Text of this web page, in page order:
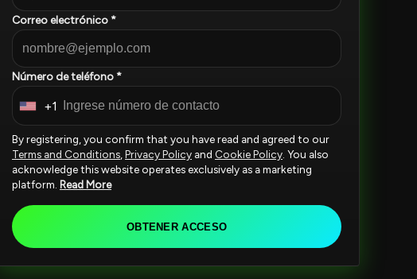
Correo electrónico *
Número de teléfono *
U
i
t
t
+1
By registering, you confirm that you have read and agreed to our
Terms and Conditions Privacy Policy and Cookie Policy . You also
acknowledge this website operates exclusively as a marketing
platform. Read More
OBTENER ACCESO